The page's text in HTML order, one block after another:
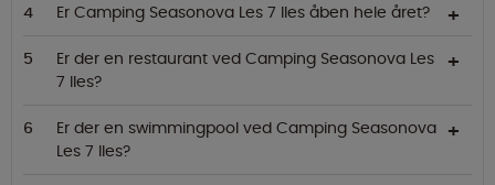
Er Camping Seasonova Les 7 Iles åben hele året?
Er der en restaurant ved Camping Seasonova Les
7 Iles?
Er der en swimmingpool ved Camping Seasonova
Les 7 Iles?